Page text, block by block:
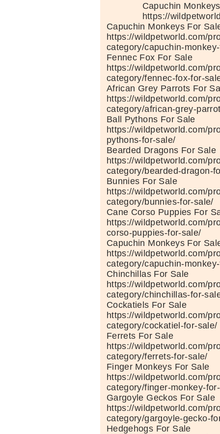
Capuchin
https://
Capuchin Monkeys For
https://wildpetworld.com/
category/capuchin-
Fennec Fox For Sale
https://wildpetworld.com/
category/fennec-fox-for-
African Grey Parrots For
https://wildpetworld.com/
category/african-grey-
Ball Pythons For Sale
https://wildpetworld.com/
pythons-for-sale/
Bearded Dragons For Sale
https://wildpetworld.com/
category/bearded-dragon-
Bunnies For Sale
https://wildpetworld.com/
category/bunnies-for-sale/
Cane Corso Puppies For
https://wildpetworld.com/
corso-puppies-for-sale/
Capuchin Monkeys For
https://wildpetworld.com/
category/capuchin-
Chinchillas For Sale
https://wildpetworld.com/
category/chinchillas-for-
Cockatiels For Sale
https://wildpetworld.com/
category/cockatiel-for-sale/
Ferrets For Sale
https://wildpetworld.com/
category/ferrets-for-sale/
Finger Monkeys For Sale
https://wildpetworld.com/
category/finger-monkey-
Gargoyle Geckos For Sale
https://wildpetworld.com/
category/gargoyle-gecko-
Hedgehogs For Sale